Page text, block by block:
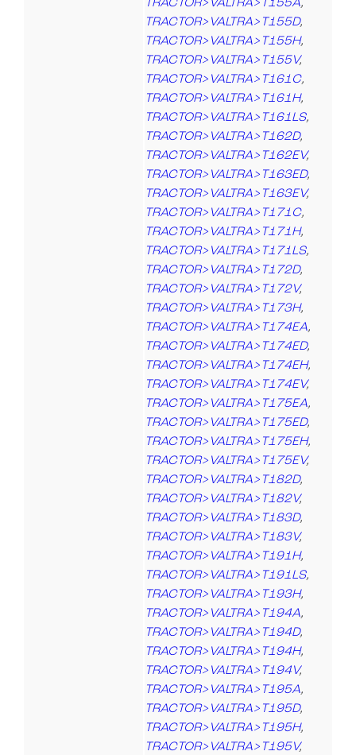
TRACTOR>VALTRA>T155A,
TRACTOR>VALTRA>T155D,
TRACTOR>VALTRA>T155H,
TRACTOR>VALTRA>T155V,
TRACTOR>VALTRA>T161C,
TRACTOR>VALTRA>T161H,
TRACTOR>VALTRA>T161LS,
TRACTOR>VALTRA>T162D,
TRACTOR>VALTRA>T162EV,
TRACTOR>VALTRA>T163ED,
TRACTOR>VALTRA>T163EV,
TRACTOR>VALTRA>T171C,
TRACTOR>VALTRA>T171H,
TRACTOR>VALTRA>T171LS,
TRACTOR>VALTRA>T172D,
TRACTOR>VALTRA>T172V,
TRACTOR>VALTRA>T173H,
TRACTOR>VALTRA>T174EA,
TRACTOR>VALTRA>T174ED,
TRACTOR>VALTRA>T174EH,
TRACTOR>VALTRA>T174EV,
TRACTOR>VALTRA>T175EA,
TRACTOR>VALTRA>T175ED,
TRACTOR>VALTRA>T175EH,
TRACTOR>VALTRA>T175EV,
TRACTOR>VALTRA>T182D,
TRACTOR>VALTRA>T182V,
TRACTOR>VALTRA>T183D,
TRACTOR>VALTRA>T183V,
TRACTOR>VALTRA>T191H,
TRACTOR>VALTRA>T191LS,
TRACTOR>VALTRA>T193H,
TRACTOR>VALTRA>T194A,
TRACTOR>VALTRA>T194D,
TRACTOR>VALTRA>T194H,
TRACTOR>VALTRA>T194V,
TRACTOR>VALTRA>T195A,
TRACTOR>VALTRA>T195D,
TRACTOR>VALTRA>T195H,
TRACTOR>VALTRA>T195V,